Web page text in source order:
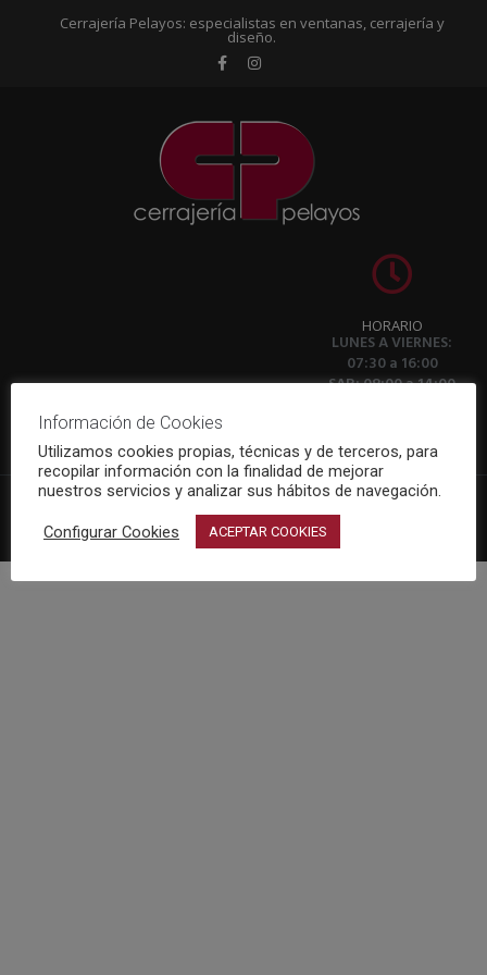
Cerrajería Pelayos: especialistas en ventanas, cerrajería y
diseño.
HORARIO
LUNES A VIERNES:
07:30 a 16:00
SAB: 08:00 a 14:00
CONTÁCTANOS
Información de Cookies
Utilizamos cookies propias, técnicas y de terceros, para
recopilar información con la finalidad de mejorar
nuestros servicios y analizar sus hábitos de navegación.
Configurar Cookies ACEPTAR COOKIES